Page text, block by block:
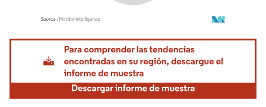
Imagen © Mordor Intelligence. El uso requiere atribución según CC BY 4.0.